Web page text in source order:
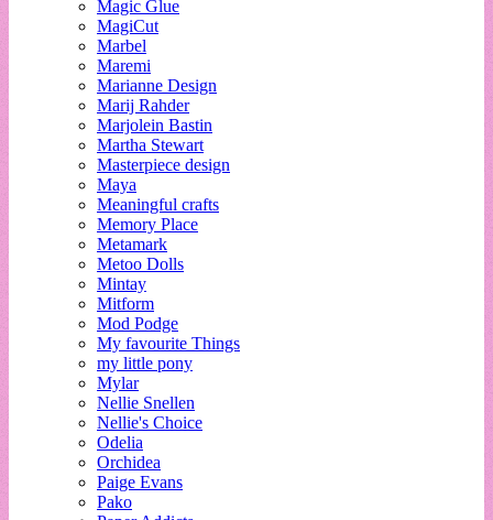
Magic Glue
MagiCut
Marbel
Maremi
Marianne Design
Marij Rahder
Marjolein Bastin
Martha Stewart
Masterpiece design
Maya
Meaningful crafts
Memory Place
Metamark
Metoo Dolls
Mintay
Mitform
Mod Podge
My favourite Things
my little pony
Mylar
Nellie Snellen
Nellie's Choice
Odelia
Orchidea
Paige Evans
Pako